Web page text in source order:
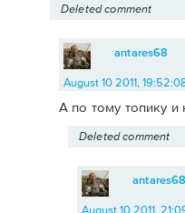
Deleted comment
antares68
August 10 2011,
А по тому топику и
Deleted comment
antares68
August 10 2011,